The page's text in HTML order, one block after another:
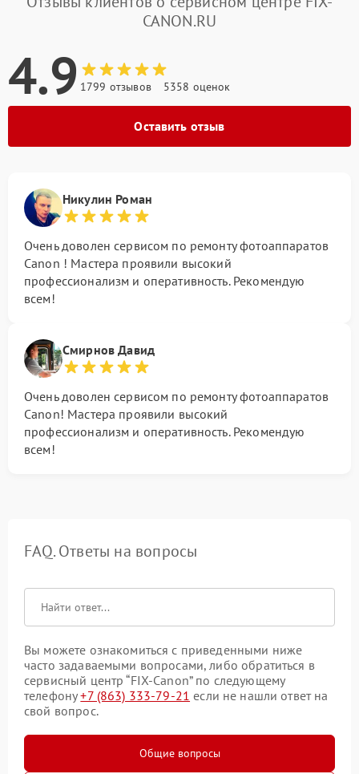
CANON.RU
4.9 1799 отзывов 5358 оценок
Оставить отзыв
Никулин Роман
Очень доволен сервисом по ремонту фотоаппаратов
Canon ! Мастера проявили высокий
профессионализм и оперативность. Рекомендую
всем!
Смирнов Давид
Очень доволен сервисом по ремонту фотоаппаратов
Canon! Мастера проявили высокий
профессионализм и оперативность. Рекомендую
всем!
FAQ. Ответы на вопросы
Вы можете ознакомиться с приведенными ниже
часто задаваемыми вопросами, либо обратиться в
сервисный центр “FIX-Canon” по следующему
телефону+7 (863) 333-79-21 если не нашли ответ на
свой вопрос.
Общие вопросы